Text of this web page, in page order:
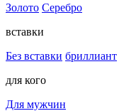
Золото Серебро
вставки
Без вставки бриллиант
для кого
Для мужчин